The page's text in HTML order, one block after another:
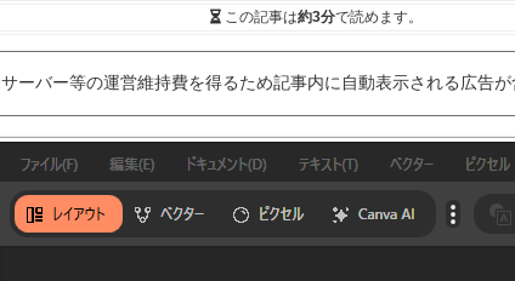
この記事は約3分で読めます。
サーバー等の運営維持費を得るため記事内に自動表示される広告